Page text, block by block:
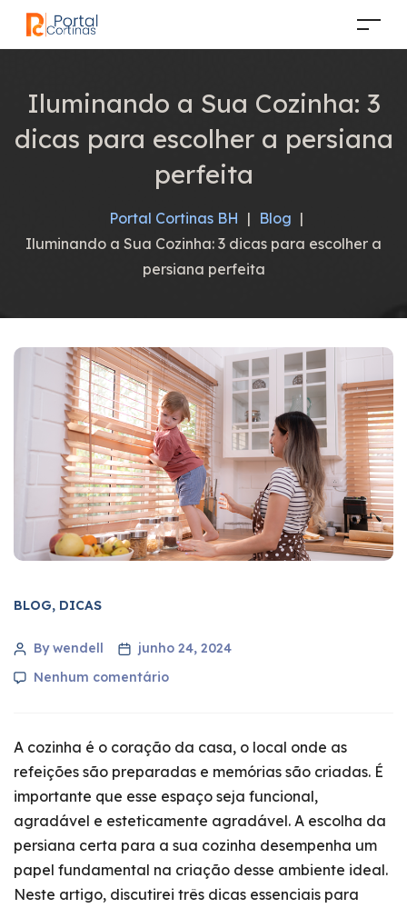
Iluminando a Sua Cozinha: 3
dicas para escolher a persiana
perfeita
Portal Cortinas BH | Blog |
Iluminando a Sua Cozinha: 3 dicas para escolher a
persiana perfeita
BLOG, DICAS
By wendell
junho 24, 2024
Nenhum comentário
A cozinha é o coração da casa, o local onde as
refeições são preparadas e memórias são criadas. É
importante que esse espaço seja funcional,
agradável e esteticamente agradável. A escolha da
persiana certa para a sua cozinha desempenha um
papel fundamental na criação desse ambiente ideal.
Neste artigo, discutirei três dicas essenciais para